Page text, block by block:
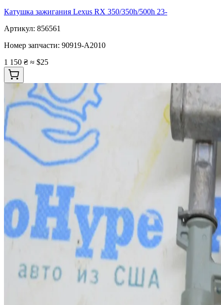
Катушка зажигания Lexus RX 350/350h/500h 23-
Артикул: 856561
Номер запчасти: 90919-A2010
1 150 ₴ ≈ $25